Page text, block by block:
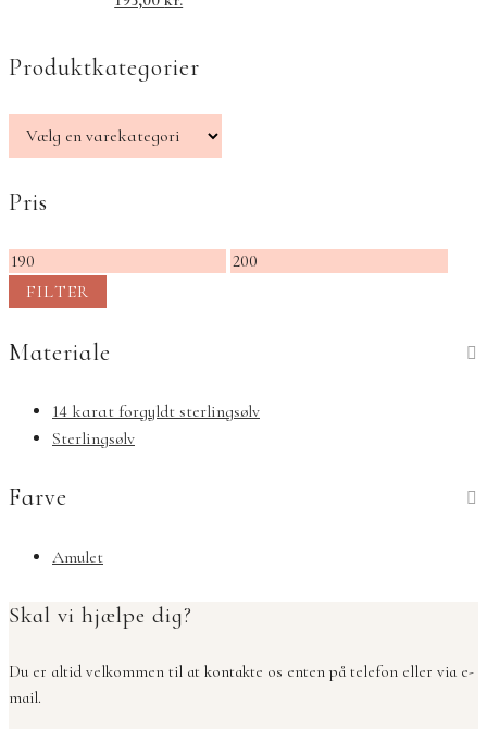
Produktkategorier
Pris
Mindste
pris
Højeste
FILTER
Materiale
14 karat forgyldt sterlingsølv
Sterlingsølv
Farve
Amulet
Skal vi hjælpe dig?
Du er altid velkommen til at kontakte os enten på telefon eller via e-
mail.